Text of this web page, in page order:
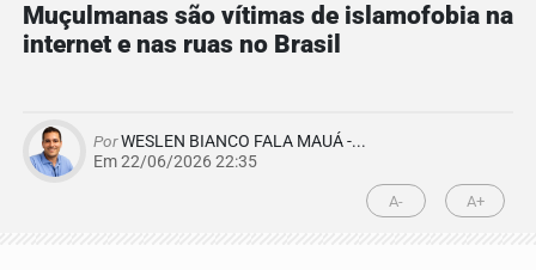
Muçulmanas são vítimas de islamofobia na
internet e nas ruas no Brasil
PorWESLEN BIANCO FALA MAUÁ -...
Em 22/06/2026 22:35
A- A+